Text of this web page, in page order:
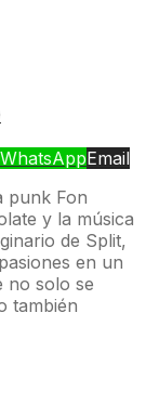
WhatsAppEmail
punk Fon
y la música
de Split,
en un
no solo se
también